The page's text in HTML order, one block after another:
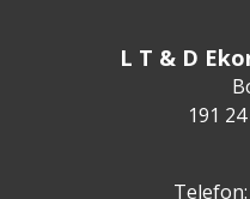
L T & D
191